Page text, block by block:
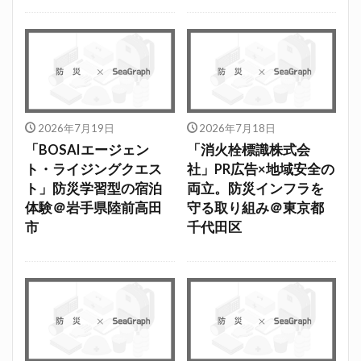
2026年7月19日
「BOSAIエージェン
ト・ライジングクエス
ト」防災学習型の宿泊
体験＠岩手県陸前高田
市
2026年7月18日
「消火栓標識株式会
社」PR広告×地域安全の
両立。防災インフラを
守る取り組み＠東京都
千代田区